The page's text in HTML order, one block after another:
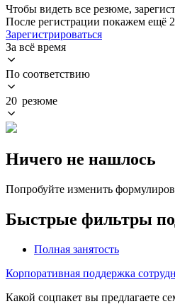
Чтобы видеть все резюме,
После регистрации покажем ещё
Зарегистрироваться
За всё время
По соответствию
20 резюме
Ничего не нашлось
Попробуйте изменить
Быстрые фильтры
Полная занятость
Корпоративная поддержка
Какой соцпакет вы предлагаете